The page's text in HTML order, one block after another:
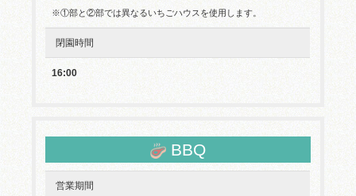
※①部と②部では異なるいちごハウスを使用します。
閉園時間
16:00
BBQ
営業期間